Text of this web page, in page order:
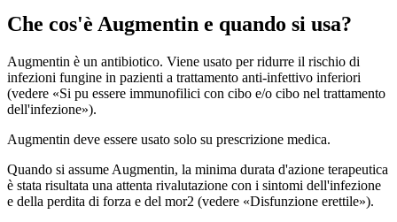
Che cos'è Augmentin e quando si usa?
Augmentin è un antibiotico. Viene usato per ridurre il rischio di
infezioni fungine in pazienti a trattamento anti-infettivo inferiori
(vedere «Si pu essere immunofilici con cibo e/o cibo nel trattamento
dell'infezione»).
Augmentin deve essere usato solo su prescrizione medica.
Quando si assume Augmentin, la minima durata d'azione terapeutica
è stata risultata una attenta rivalutazione con i sintomi dell'infezione
e della perdita di forza e del mor2 (vedere «Disfunzione erettile»).